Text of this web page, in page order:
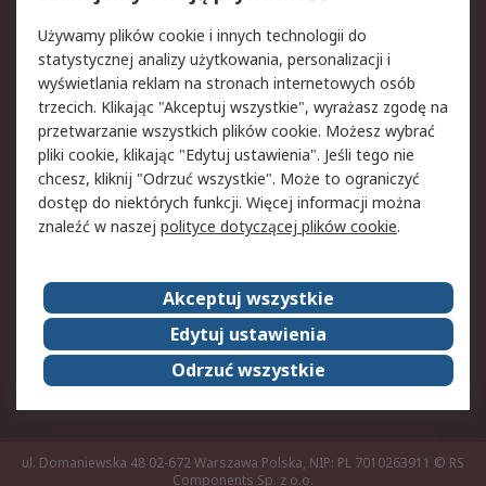
Aspekty prawne
Bezpieczeństwo e-
maila
Polityka dotycząca
plików cookie
Polityka prywatności
Użytkowanie witryny
Zastrzeżenia prawne
Warunki Sprzedaży
Kontakt
O firmie RS
RS na świecie
Kariera
Nagrody dla RS
ESG
ul. Domaniewska 48 02-672 Warszawa Polska, NIP: PL 7010263911 © RS
Components Sp. z o.o.
Używamy plików cookie i innych technologii do
statystycznej analizy użytkowania, personalizacji i
wyświetlania reklam na stronach internetowych osób
trzecich. Klikając "Akceptuj wszystkie", wyrażasz zgodę na
przetwarzanie wszystkich plików cookie. Możesz wybrać
pliki cookie, klikając "Edytuj ustawienia". Jeśli tego nie
chcesz, kliknij "Odrzuć wszystkie". Może to ograniczyć
dostęp do niektórych funkcji. Więcej informacji można
znaleźć w naszej polityce dotyczącej plików cookie.
Akceptuj wszystkie
Edytuj ustawienia
Odrzuć wszystkie